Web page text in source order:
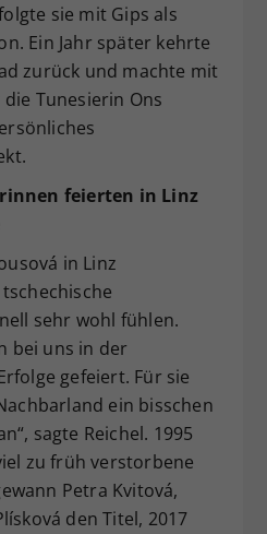
sie mit Gips als
Ein Jahr später kehrte
zurück und machte mit
Tunesierin Ons
feierten in Linz
in Linz
sehr wohl fühlen.
bei uns in der
gefeiert. Für sie
ein bisschen
sagte Reichel. 1995
zu früh verstorbene
Petra Kvitová,
den Titel, 2017